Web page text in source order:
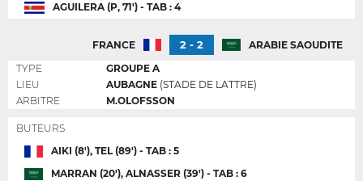
AGUILERA (P, 71') - TAB : 4
FRANCE 2 - 2
ARABIE SAOUDITE
TYPE
GROUPE A
LIEU
AUBAGNE (STADE DE LATTRE)
ARBITRE
M.OLOFSSON
BUTEURS
AIKI (8'), TEL (89') - TAB : 5
MARRAN (20'), ALNASSER (39') - TAB : 6